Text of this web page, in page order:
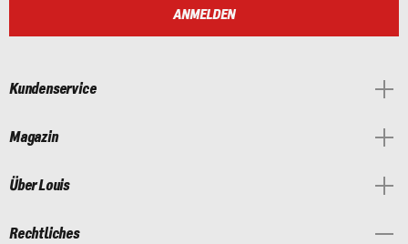
ANMELDEN
Kundenservice
Magazin
Über Louis
Rechtliches